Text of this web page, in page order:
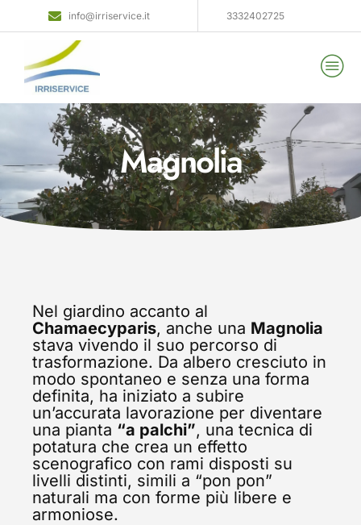
info@irriservice.it 3332402725
Magnolia
Nel giardino accanto al
Chamaecyparis, anche una Magnolia
stava vivendo il suo percorso di
trasformazione. Da albero cresciuto in
modo spontaneo e senza una forma
definita, ha iniziato a subire
un’accurata lavorazione per diventare
una pianta “a palchi”, una tecnica di
potatura che crea un effetto
scenografico con rami disposti su
livelli distinti, simili a “pon pon”
naturali ma con forme più libere e
armoniose.